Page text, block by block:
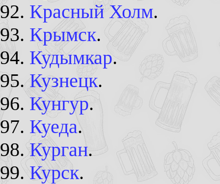
Красный Холм.
Крымск.
Кудымкар.
Кузнецк.
Кунгур.
Куеда.
Курган.
Курск.